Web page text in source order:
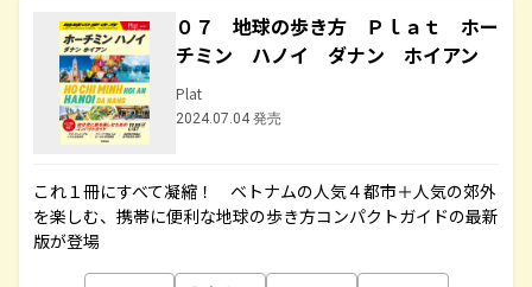
０７ 地球の歩き方 Ｐｌａｔ ホー
チミン ハノイ ダナン ホイアン
Plat
2024.07.04 発売
これ１冊にすべて凝縮！ ベトナムの人気４都市＋人気の郊外
を楽しむ、携帯に便利な地球の歩き方コンパクトガイドの最新
版が登場